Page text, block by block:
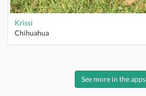
Krissi
Chihuahua
See more in the apps